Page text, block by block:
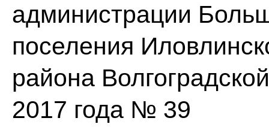
администрации
поселения
района
2017 года № 39